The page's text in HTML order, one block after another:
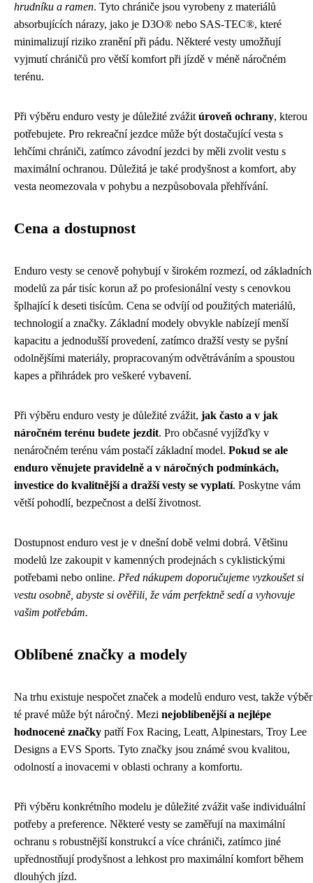
hrudníku a ramen. Tyto chrániče jsou vyrobeny z materiálů
absorbujících nárazy, jako je D3O® nebo SAS-TEC®, které
minimalizují riziko zranění při pádu. Některé vesty umožňují
vyjmutí chráničů pro větší komfort při jízdě v méně náročném
terénu.
Při výběru enduro vesty je důležité zvážit úroveň ochrany, kterou
potřebujete. Pro rekreační jezdce může být dostačující vesta s
lehčími chrániči, zatímco závodní jezdci by měli zvolit vestu s
maximální ochranou. Důležitá je také prodyšnost a komfort, aby
vesta neomezovala v pohybu a nezpůsobovala přehřívání.
Cena a dostupnost
Enduro vesty se cenově pohybují v širokém rozmezí, od základních
modelů za pár tisíc korun až po profesionální vesty s cenovkou
šplhající k deseti tisícům. Cena se odvíjí od použitých materiálů,
technologií a značky. Základní modely obvykle nabízejí menší
kapacitu a jednodušší provedení, zatímco dražší vesty se pyšní
odolnějšími materiály, propracovaným odvětráváním a spoustou
kapes a přihrádek pro veškeré vybavení.
Při výběru enduro vesty je důležité zvážit, jak často a v jak
náročném terénu budete jezdit. Pro občasné vyjížďky v
nenáročném terénu vám postačí základní model. Pokud se ale
enduro věnujete pravidelně a v náročných podmínkách,
investice do kvalitnější a dražší vesty se vyplatí. Poskytne vám
větší pohodlí, bezpečnost a delší životnost.
Dostupnost enduro vest je v dnešní době velmi dobrá. Většinu
modelů lze zakoupit v kamenných prodejnách s cyklistickými
potřebami nebo online. Před nákupem doporučujeme vyzkoušet si
vestu osobně, abyste si ověřili, že vám perfektně sedí a vyhovuje
vašim potřebám.
Oblíbené značky a modely
Na trhu existuje nespočet značek a modelů enduro vest, takže výběr
té pravé může být náročný. Mezi nejoblíbenější a nejlépe
hodnocené značky patří Fox Racing, Leatt, Alpinestars, Troy Lee
Designs a EVS Sports. Tyto značky jsou známé svou kvalitou,
odolností a inovacemi v oblasti ochrany a komfortu.
Při výběru konkrétního modelu je důležité zvážit vaše individuální
potřeby a preference. Některé vesty se zaměřují na maximální
ochranu s robustnější konstrukcí a více chrániči, zatímco jiné
upřednostňují prodyšnost a lehkost pro maximální komfort během
dlouhých jízd.